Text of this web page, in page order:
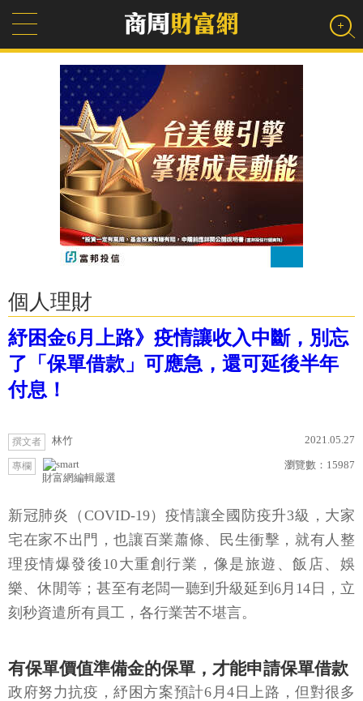
個人理財
紓困金6月上路》疫情讓收入中斷，別忘
了「保單借款」可應急，還可延後半年
付息！
撰文者 林竹 2021.05.27
專欄
財富網編輯嚴選
瀏覽數： 15987
新冠肺炎（COVID-19）疫情讓全國防疫升3級，大家
宅在家不出門，也讓百業蕭條、民生衝擊，就有人整
理疫情爆發後10大重創行業，像是旅遊、飯店、娛
樂、休閒等；甚至有老闆一聽到升級延到6月14日，立
刻秒資遣所有員工，各行業苦不堪言。
有保單價值準備金的保單，才能申請保單借款
政府努力抗疫，紓困方案預計6月4日上路，但對很多